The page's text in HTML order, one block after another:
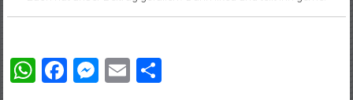
WhatsApp
Facebook
Messenger
EmailTeilen